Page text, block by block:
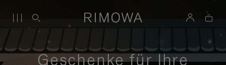
Geschenke für Ihre